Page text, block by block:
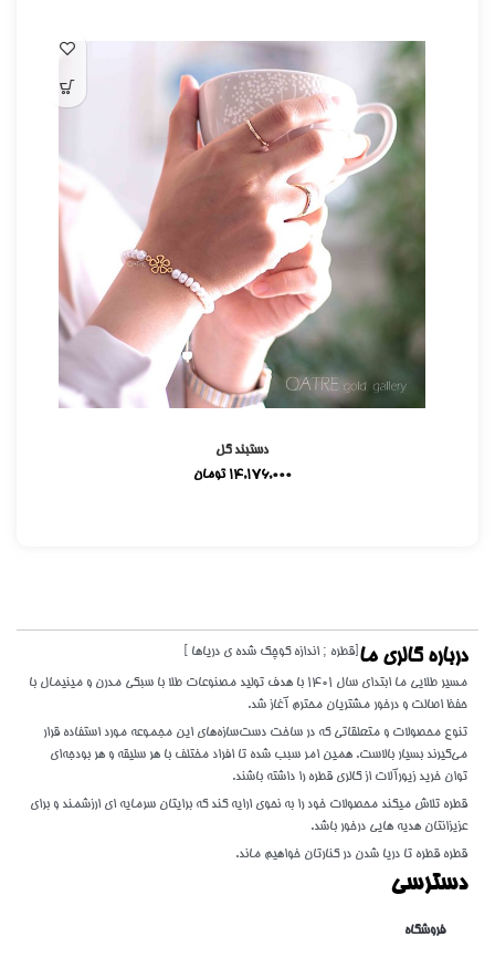
دستبند گل
14,176,000 تومان
درباره گالری ما [قطره ; اندازه کوچک شده ی دریاها ]
مسیر طلایی ما ابتدای سال 1401 با هدف تولید مصنوعات طلا با سبکی مدرن و مینیمال با
حفظ اصالت و درخور مشتریان محترم آغاز شد.
تنوع محصولات و متعلقاتی که در ساخت دست‌سازه‌های این مجموعه مورد استفاده قرار
می‌گیرند بسیار بالاست. همین امر سبب شده تا افراد مختلف با هر سلیقه و هر بودجه‌ای
توان خرید زیورآلات از گالری قطره را داشته باشند.
قطره تلاش میکند محصولات خود را به نحوی ارایه کند که برایتان سرمایه ای ارزشمند و برای
عزیزانتان هدیه هایی درخور باشد.
قطره قطره تا دریا شدن در کنارتان خواهیم ماند.
دسترسی
فروشگاه